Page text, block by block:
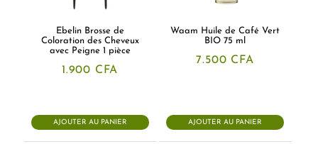
Ebelin Brosse de
Coloration des Cheveux
avec Peigne 1 pièce
1.900 CFA
AJOUTER AU PANIER
Waam Huile de Café Vert
BIO 75 ml
7.500 CFA
AJOUTER AU PANIER